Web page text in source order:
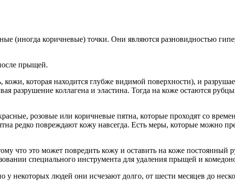
(иногда коричневые) точки. Они являются разновидностью
прыщей.
кожи, которая находится глубже видимой поверхности), и
разрушение коллагена и эластина. Тогда на коже остаются
розовые или коричневые пятна, которые проходят со
редко повреждают кожу навсегда. Есть меры, которые можно
что это может повредить кожу и оставить на коже постоянный
специального инструмента для удаления прыщей и
некоторых людей они исчезают долго, от шести месяцев до